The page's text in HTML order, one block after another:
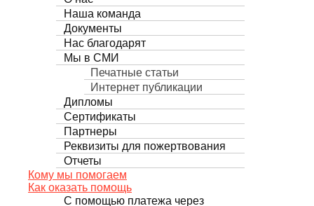
Наша команда
Документы
Нас благодарят
Мы в СМИ
Печатные статьи
Интернет публикации
Дипломы
Сертификаты
Партнеры
Реквизиты для пожертвования
Отчеты
Кому мы помогаем
Как оказать помощь
С помощью платежа через